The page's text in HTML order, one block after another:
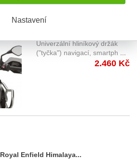
Nastavení
smartphonu na řidítka, Givi
S900A
Univerzální hliníkový držák
("tyčka") navigací, smartph
2.460 Kč
Royal Enfield Himalaya...